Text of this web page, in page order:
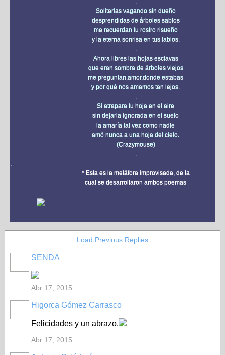
Solitarias vagando sin dueño
desprendidas de árboles sabios
me recuerdan tu rostro risueño
y la eterna sonrisa en tus labios.
Ahora libres las hojas esclavas
que eran sombra de árboles viejos
me preguntan,amor,donde estabas
y por qué nos amamos tan lejos.
Si atrapara tu hoja en el aire
sin dejarla ignorada en el suelo
la amaría tal vez como nadie
amó nunca a una hoja del cielo.
(Crazymouse)
* Esta es la metáfora improvisada, de la
cual se desarrollaron ambos poemas
Load Previous Replies
SENDA
Abr 17, 2015
Higorca Gómez Carrasco
Felicidades y un abrazo.
Abr 17, 2015